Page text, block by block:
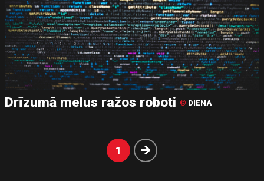
Drīzumā melus ražos roboti © DIENA
1 Nākošā